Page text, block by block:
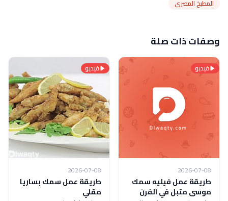
المطبخ المصري
وصفات ذات صلة
فيديو
2026-07-08
طريقة عمل فيليه سمك
موسى متبل في الفرن
فيديو
2026-07-08
طريقة عمل سمك بساريا
مقلي